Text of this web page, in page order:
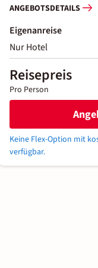
ANGEBOTSDETAILS
Eigenanreise
Nur Hotel
Reisepreis
Pro Person
Keine Flex-Option mit
verfügbar.